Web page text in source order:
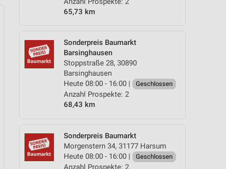
65,73 km
Sonderpreis Baumarkt
Barsinghausen
Stoppstraße 28, 30890
Barsinghausen
Heute 08:00 - 16:00 |
Geschlossen
Anzahl Prospekte: 2
68,43 km
Sonderpreis Baumarkt
Morgenstern 34, 31177 Harsum
Heute 08:00 - 16:00 |
Geschlossen
Anzahl Prospekte: 2